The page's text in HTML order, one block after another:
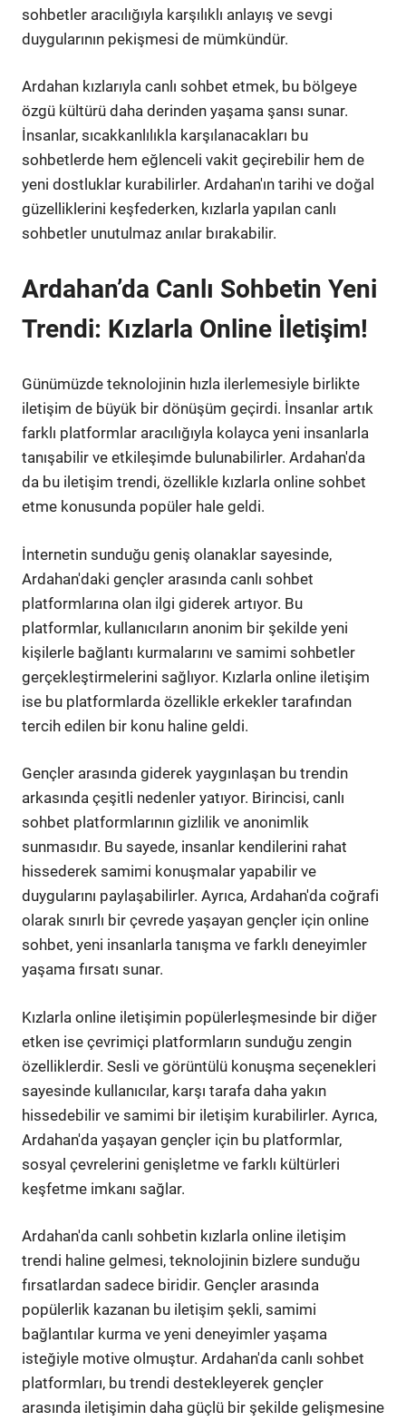
sohbetler aracılığıyla karşılıklı anlayış ve sevgi
duygularının pekişmesi de mümkündür.
Ardahan kızlarıyla canlı sohbet etmek, bu bölgeye
özgü kültürü daha derinden yaşama şansı sunar.
İnsanlar, sıcakkanlılıkla karşılanacakları bu
sohbetlerde hem eğlenceli vakit geçirebilir hem de
yeni dostluklar kurabilirler. Ardahan'ın tarihi ve doğal
güzelliklerini keşfederken, kızlarla yapılan canlı
sohbetler unutulmaz anılar bırakabilir.
Ardahan’da Canlı Sohbetin Yeni
Trendi: Kızlarla Online İletişim!
Günümüzde teknolojinin hızla ilerlemesiyle birlikte
iletişim de büyük bir dönüşüm geçirdi. İnsanlar artık
farklı platformlar aracılığıyla kolayca yeni insanlarla
tanışabilir ve etkileşimde bulunabilirler. Ardahan'da
da bu iletişim trendi, özellikle kızlarla online sohbet
etme konusunda popüler hale geldi.
İnternetin sunduğu geniş olanaklar sayesinde,
Ardahan'daki gençler arasında canlı sohbet
platformlarına olan ilgi giderek artıyor. Bu
platformlar, kullanıcıların anonim bir şekilde yeni
kişilerle bağlantı kurmalarını ve samimi sohbetler
gerçekleştirmelerini sağlıyor. Kızlarla online iletişim
ise bu platformlarda özellikle erkekler tarafından
tercih edilen bir konu haline geldi.
Gençler arasında giderek yaygınlaşan bu trendin
arkasında çeşitli nedenler yatıyor. Birincisi, canlı
sohbet platformlarının gizlilik ve anonimlik
sunmasıdır. Bu sayede, insanlar kendilerini rahat
hissederek samimi konuşmalar yapabilir ve
duygularını paylaşabilirler. Ayrıca, Ardahan'da coğrafi
olarak sınırlı bir çevrede yaşayan gençler için online
sohbet, yeni insanlarla tanışma ve farklı deneyimler
yaşama fırsatı sunar.
Kızlarla online iletişimin popülerleşmesinde bir diğer
etken ise çevrimiçi platformların sunduğu zengin
özelliklerdir. Sesli ve görüntülü konuşma seçenekleri
sayesinde kullanıcılar, karşı tarafa daha yakın
hissedebilir ve samimi bir iletişim kurabilirler. Ayrıca,
Ardahan'da yaşayan gençler için bu platformlar,
sosyal çevrelerini genişletme ve farklı kültürleri
keşfetme imkanı sağlar.
Ardahan'da canlı sohbetin kızlarla online iletişim
trendi haline gelmesi, teknolojinin bizlere sunduğu
fırsatlardan sadece biridir. Gençler arasında
popülerlik kazanan bu iletişim şekli, samimi
bağlantılar kurma ve yeni deneyimler yaşama
isteğiyle motive olmuştur. Ardahan'da canlı sohbet
platformları, bu trendi destekleyerek gençler
arasında iletişimin daha güçlü bir şekilde gelişmesine